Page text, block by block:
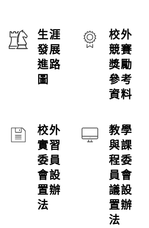
生涯
發展
進路
圖
校外
競賽
獎勵
參考
資料
校外
實習
委員
會設
置辦
法
教學
與課
程委
員會
議設
置辦
法